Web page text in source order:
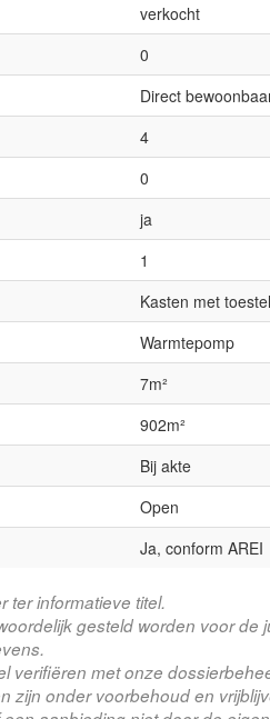
verkocht
0
Direct
4
0
ja
1
Kasten met
Warmtepomp
7m²
902m²
Bij akte
Open
Ja, conform AREI
ter informatieve titel.
gesteld worden voor de
verifiëren met onze
zijn onder voorbehoud en